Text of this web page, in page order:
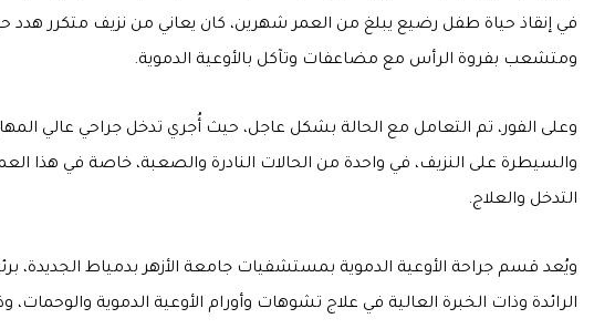
في إنقاذ حياة طفل رضيع يبلغ من العمر شهرين، كان يعاني من نزيف متكرر هدد
ومتشعب بفروة الرأس مع مضاعفات وتآكل بالأوعية الدموية.
وعلى الفور، تم التعامل مع الحالة بشكل عاجل، حيث أُجري تدخل جراحي عالي
والسيطرة على النزيف، في واحدة من الحالات النادرة والصعبة، خاصة في هذا
التدخل والعلاج.
ويُعد قسم جراحة الأوعية الدموية بمستشفيات جامعة الأزهر بدمياط الجديدة،
الرائدة وذات الخبرة العالية في علاج تشوهات وأورام الأوعية الدموية